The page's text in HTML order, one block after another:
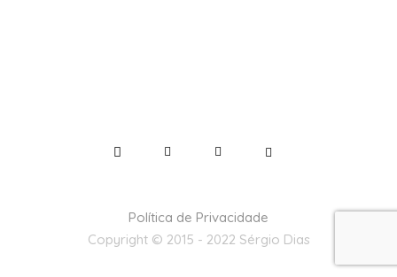
Política de Privacidade
Copyright © 2015 - 2022 Sérgio Dias